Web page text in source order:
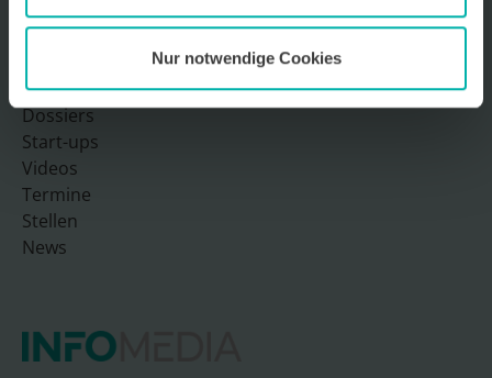
Nur notwendige Cookies
Startseite
Kooperationspartner
Dossiers
Start-ups
Videos
Termine
Stellen
News